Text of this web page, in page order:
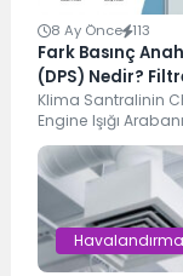
8 Ay Önce 113
Fark Basınç
(DPS) Nedir?
Alarmı Nasıl
Klima Santralinin
Engine Işığı
motorunda bir
olduğunda
panelinde bir ışık
Havalandırma